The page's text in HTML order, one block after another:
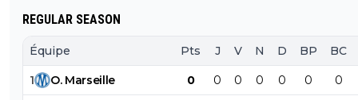
REGULAR SEASON
Équipe Pts J V N D BP BC
1 O. Marseille 0 0 0 0 0 0 0